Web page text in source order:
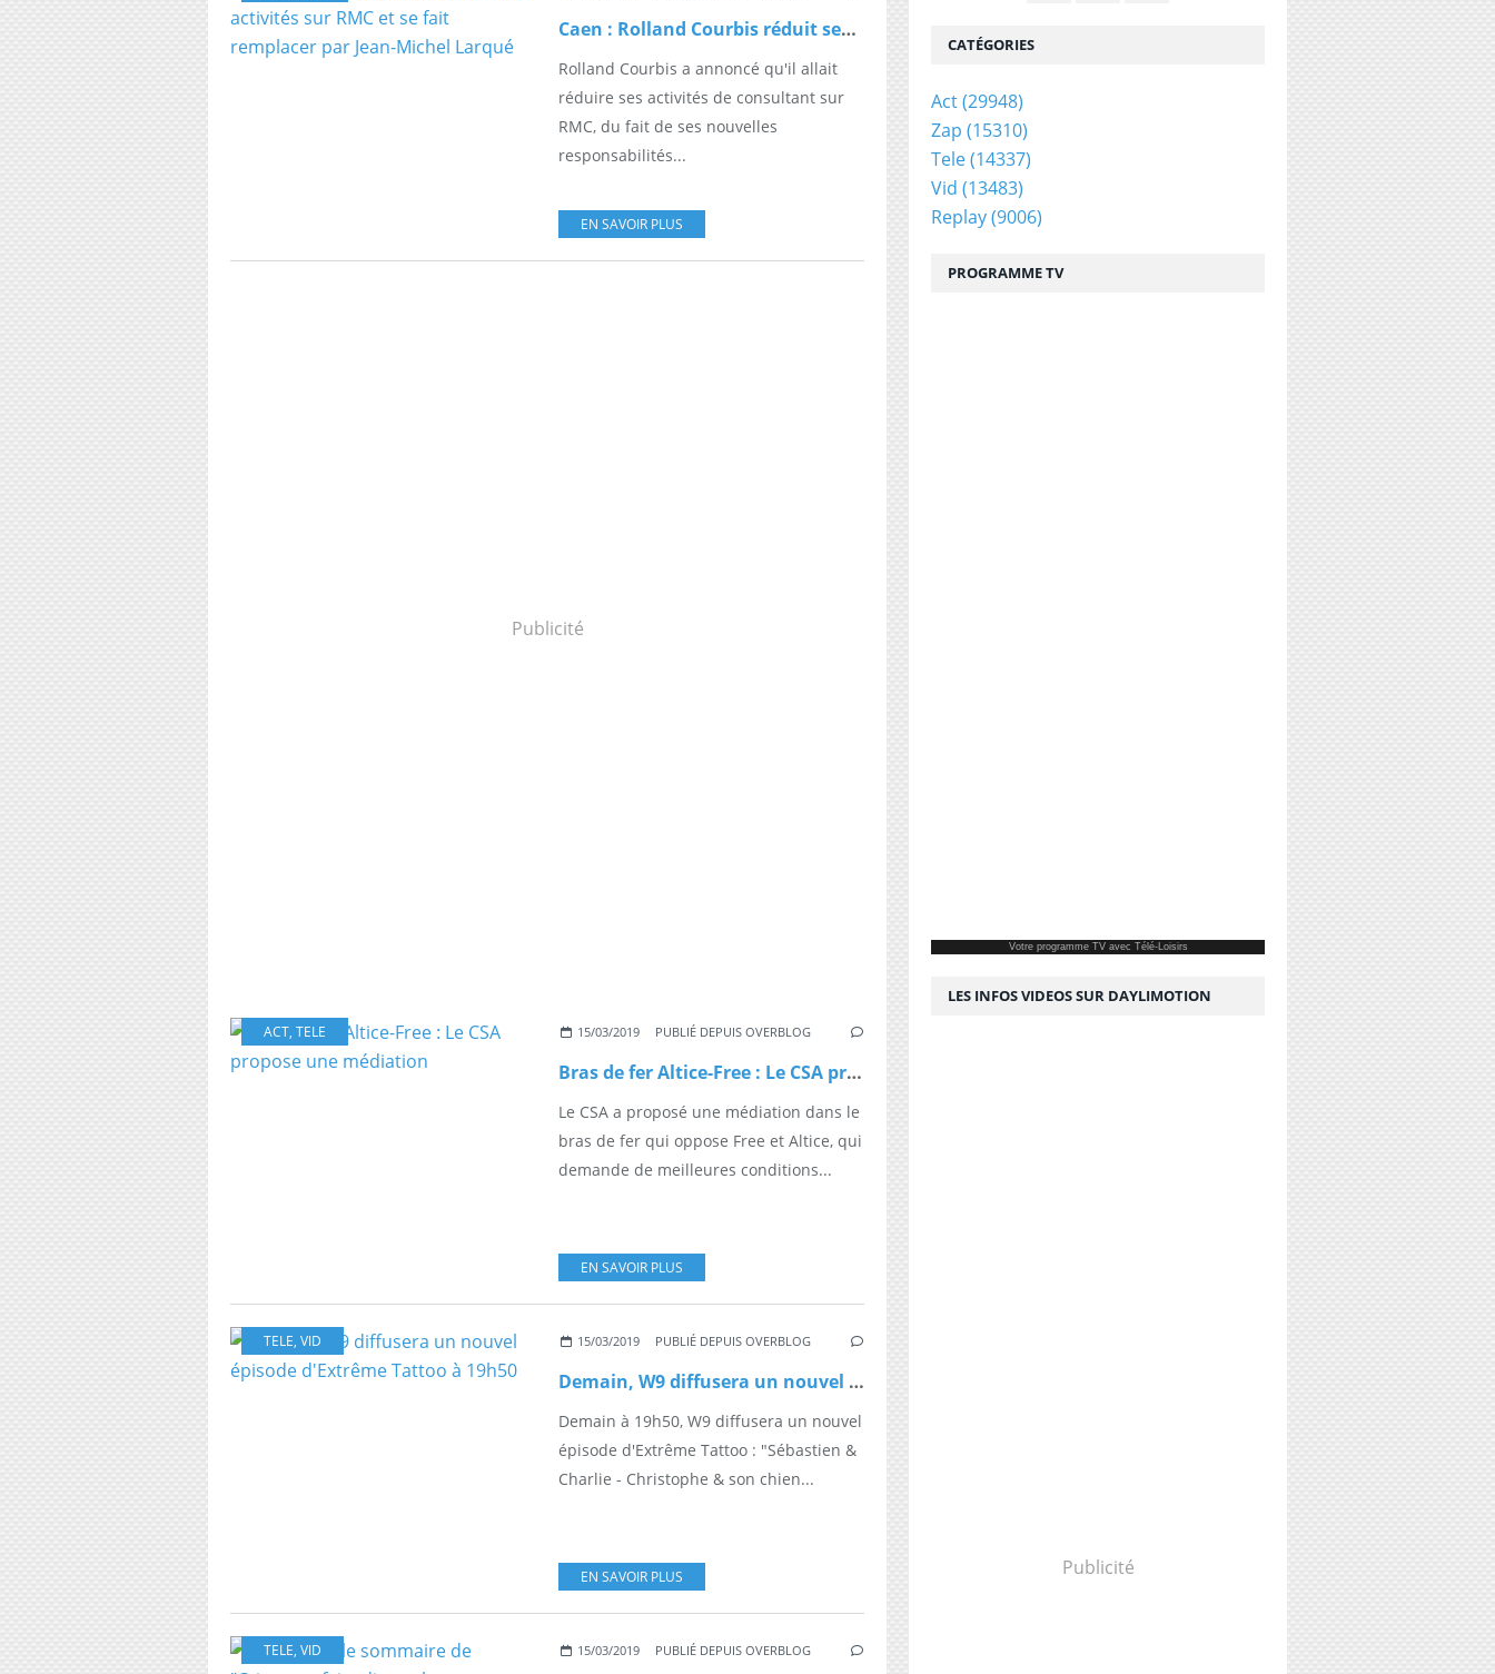
Caen : Rolland Courbis réduit ses activités sur RMC et se fait remplacer par Jean-Michel Larqué
Rolland Courbis a annoncé qu'il allait
réduire ses activités de consultant sur
RMC, du fait de ses nouvelles
responsabilités...
EN SAVOIR PLUS
Publicité
ACT, TELE 15/03/2019 PUBLIÉ DEPUIS OVERBLOG
Bras de fer Altice-Free : Le CSA propose une médiation
Le CSA a proposé une médiation dans le
bras de fer qui oppose Free et Altice, qui
demande de meilleures conditions...
EN SAVOIR PLUS
TELE, VID 15/03/2019 PUBLIÉ DEPUIS OVERBLOG
Demain, W9 diffusera un nouvel épisode d'Extrême Tattoo à 19h50
Demain à 19h50, W9 diffusera un nouvel
épisode d'Extrême Tattoo : "Sébastien &
Charlie - Christophe & son chien...
EN SAVOIR PLUS
TELE, VID 15/03/2019 PUBLIÉ DEPUIS OVERBLOG
CATÉGORIES
Act(29948)
Zap (15310)
Tele(14337)
Vid (13483)
Replay(9006)
PROGRAMME TV
Votre programme TVavec Télé-Loisirs
LES INFOS VIDEOS SUR DAYLIMOTION
Publicité